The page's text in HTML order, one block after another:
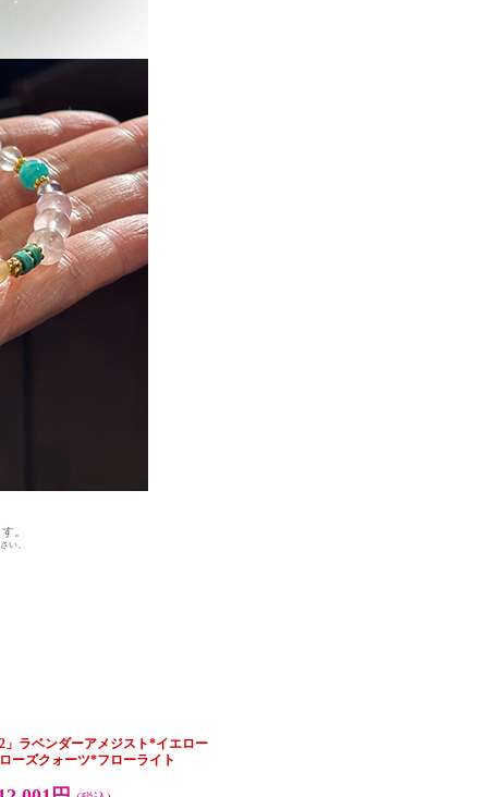
。
い。
」ラベンダーアメジスト*イエロー
ーズクォーツ*フローライト